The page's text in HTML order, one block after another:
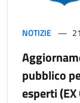
NOTIZIE
pubblico
esperti (EX